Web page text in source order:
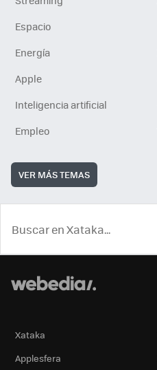
Espacio
Energía
Apple
Inteligencia artificial
Empleo
VER MÁS TEMAS
Xataka
Applesfera